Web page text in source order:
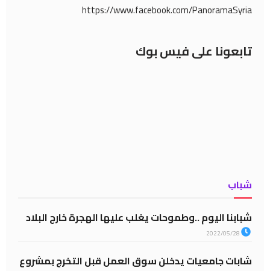
https://www.facebook.com/PanoramaSyria
تابعونا على فيس بوك
شباب
شبابنا اليوم ..وطموحات يغلب عليها الهجرة خارج البلاد
شابات جامعيات يدخلن سوق العمل قبل التخرج بمشروع